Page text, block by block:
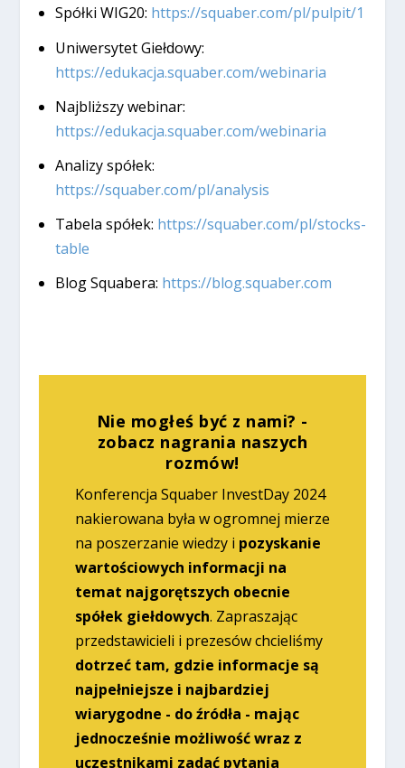
Spółki WIG20: https://squaber.com/pl/pulpit/1
Uniwersytet Giełdowy:
https://edukacja.squaber.com/webinaria
Najbliższy webinar:
https://edukacja.squaber.com/webinaria
Analizy spółek:
https://squaber.com/pl/analysis
Tabela spółek: https://squaber.com/pl/stocks-
table
Blog Squabera: https://blog.squaber.com
Nie mogłeś być z nami? -
zobacz nagrania naszych
rozmów!
Konferencja Squaber InvestDay 2024
nakierowana była w ogromnej mierze
na poszerzanie wiedzy i pozyskanie
wartościowych informacji na
temat najgorętszych obecnie
spółek giełdowych. Zapraszając
przedstawicieli i prezesów chcieliśmy
dotrzeć tam, gdzie informacje są
najpełniejsze i najbardziej
wiarygodne - do źródła - mając
jednocześnie możliwość wraz z
uczestnikami zadać pytania